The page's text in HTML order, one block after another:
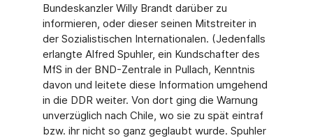
Bundeskanzler Willy Brandt darüber zu
informieren, oder dieser seinen Mitstreiter in
der Sozialistischen Internationalen. (Jedenfalls
erlangte Alfred Spuhler, ein Kundschafter des
MfS in der BND-Zentrale in Pullach, Kenntnis
davon und leitete diese Information umgehend
in die DDR weiter. Von dort ging die Warnung
unverzüglich nach Chile, wo sie zu spät eintraf
bzw. ihr nicht so ganz geglaubt wurde. Spuhler